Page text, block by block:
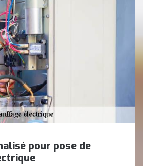
pour pose de